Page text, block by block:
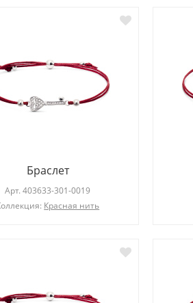
Арт.103534-809-0011
Браслет
Арт.403633-301-0019
Красная нить